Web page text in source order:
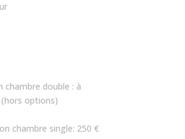
chambre double : à
options)
chambre single: 250 €